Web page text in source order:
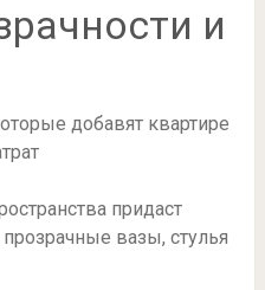
и
придаст
вазы, стулья